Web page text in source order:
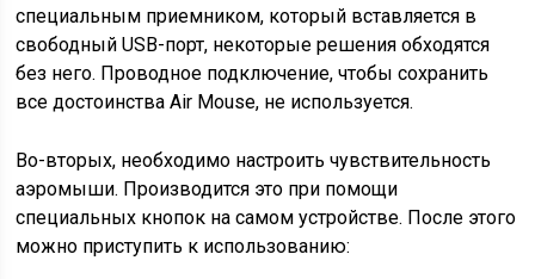
специальным приемником, который вставляется в
свободный USB-порт, некоторые решения обходятся
без него. Проводное подключение, чтобы сохранить
все достоинства Air Mouse, не используется.
Во-вторых, необходимо настроить чувствительность
аэромыши. Производится это при помощи
специальных кнопок на самом устройстве. После этого
можно приступить к использованию: